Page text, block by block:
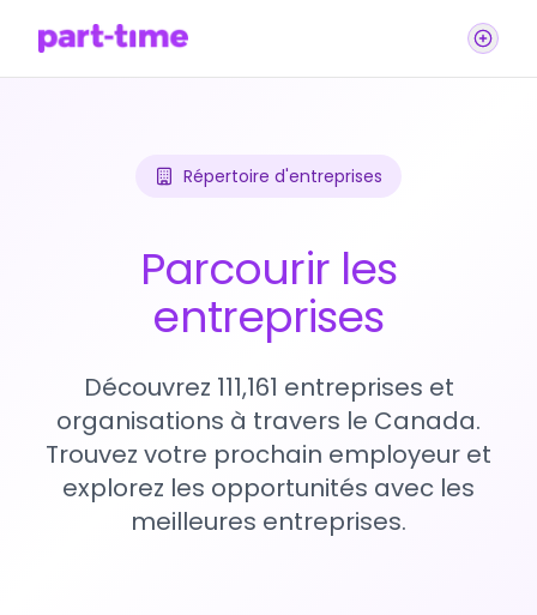
Répertoire d'entreprises
Parcourir les
entreprises
Découvrez 111,161 entreprises et
organisations à travers le Canada.
Trouvez votre prochain employeur et
explorez les opportunités avec les
meilleures entreprises.